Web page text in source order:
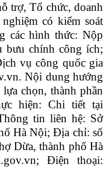
trợ, Tổ chức, doanh
có kiểm soát
các hình thức: Nộp
bưu chính công ích;
vụ công quốc gia
Nội dung hướng
chọn, thành phần
hiện: Chi tiết tại
tin liên hệ: Sở
Hà Nội; Địa chỉ: số
Dừa, thành phố Hà
Điện thoại: